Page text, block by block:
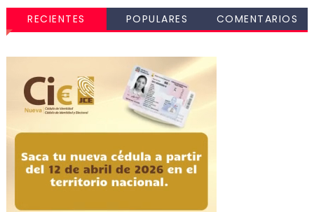
RECIENTES POPULARES COMENTARIOS